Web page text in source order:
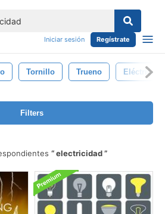
Iniciar sesión Regístrate
Tornillo Trueno Eléctrico
Filters
electricidad